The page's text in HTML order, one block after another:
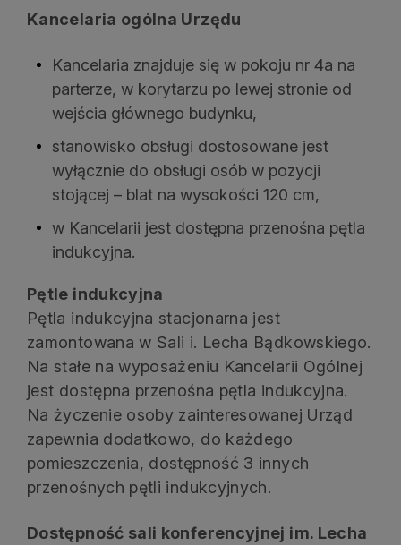
Kancelaria ogólna Urzędu
Kancelaria znajduje się w pokoju nr 4a na
parterze, w korytarzu po lewej stronie od
wejścia głównego budynku,
stanowisko obsługi dostosowane jest
wyłącznie do obsługi osób w pozycji
stojącej – blat na wysokości 120 cm,
w Kancelarii jest dostępna przenośna pętla
indukcyjna.
Pętle indukcyjna
Pętla indukcyjna stacjonarna jest
zamontowana w Sali i. Lecha Bądkowskiego.
Na stałe na wyposażeniu Kancelarii Ogólnej
jest dostępna przenośna pętla indukcyjna.
Na życzenie osoby zainteresowanej Urząd
zapewnia dodatkowo, do każdego
pomieszczenia, dostępność 3 innych
przenośnych pętli indukcyjnych.
Dostępność sali konferencyjnej im. Lecha